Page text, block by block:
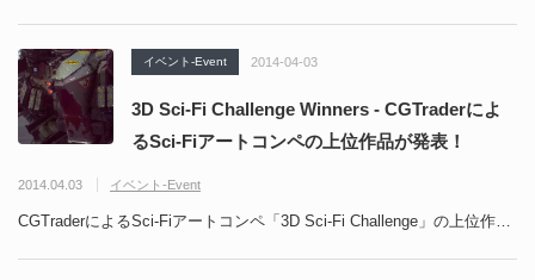
イベント-Event 2014-04-03
3D Sci-Fi Challenge Winners - CGTraderによ
るSci-Fiアートコンペの上位作品が発表！
2014.04.03 イベント-Event
CGTraderによるSci-Fiアートコンペ「3D Sci-Fi Challenge」の上位作…